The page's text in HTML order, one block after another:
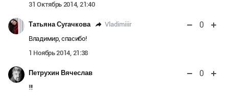
31 Октябрь 2014, 21:40
Татьяна Сугачкова Vladimiiir 0
Владимир, спасибо!
1 Ноябрь 2014, 21:38
Петрухин Вячеслав 0
!!!